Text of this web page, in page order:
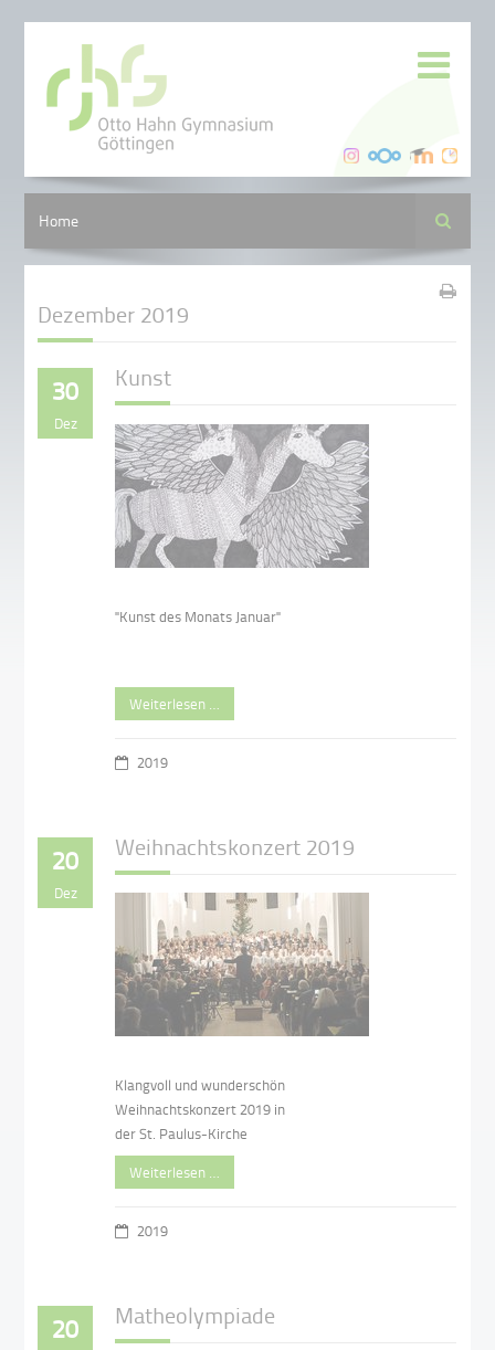
Home Suche
Dezember 2019
30
Dez
Kunst
"Kunst des Monats Januar"
Weiterlesen …
2019
20
Dez
Weihnachtskonzert 2019
Klangvoll und wunderschön
Weihnachtskonzert 2019 in
der St. Paulus-Kirche
Weiterlesen …
2019
20 Matheolympiade